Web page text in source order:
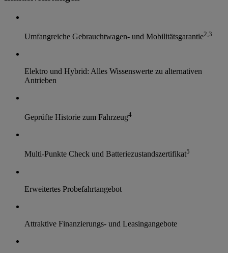
Umfangreiche Gebrauchtwagen- und Mobilitätsgarantie2 3
Elektro und Hybrid: Alles Wissenswerte zu alternativen
Antrieben
Geprüfte Historie zum Fahrzeug4
Multi-Punkte Check und Batteriezustandszertifikat5
Erweitertes Probefahrtangebot
Attraktive Finanzierungs- und Leasingangebote